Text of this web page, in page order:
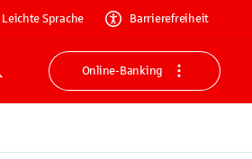
Leichte Sprache Barrierefreiheit
Suche
Online-Banking